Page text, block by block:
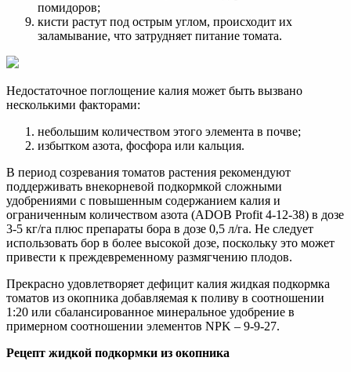
помидоров;
кисти растут под острым углом, происходит их
заламывание, что затрудняет питание томата.
Недостаточное поглощение калия может быть вызвано
несколькими факторами:
небольшим количеством этого элемента в почве;
избытком азота, фосфора или кальция.
В период созревания томатов растения рекомендуют
поддерживать внекорневой подкормкой сложными
удобрениями с повышенным содержанием калия и
ограниченным количеством азота (ADOB Profit 4-12-38) в дозе
3-5 кг/га плюс препараты бора в дозе 0,5 л/га. Не следует
использовать бор в более высокой дозе, поскольку это может
привести к преждевременному размягчению плодов.
Прекрасно удовлетворяет дефицит калия жидкая подкормка
томатов из окопника добавляемая к поливу в соотношении
1:20 или сбалансированное минеральное удобрение в
примерном соотношении элементов NPK – 9-9-27.
Рецепт жидкой подкормки из окопника